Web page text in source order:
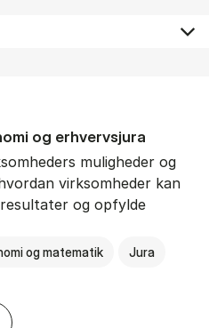
og erhvervs­jura
muligheder og
virksomheder kan
og opfylde
og matematik Jura
- erhvervs­økonomi og